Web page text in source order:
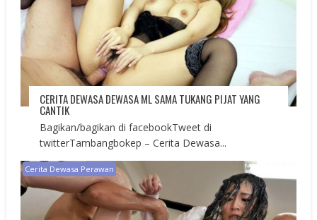
CERITA DEWASA DEWASA ML SAMA TUKANG PIJAT YANG
CANTIK
Bagikan/bagikan di facebookTweet di
twitterTambangbokep – Cerita Dewasa...
Cerita Dewasa Perawan